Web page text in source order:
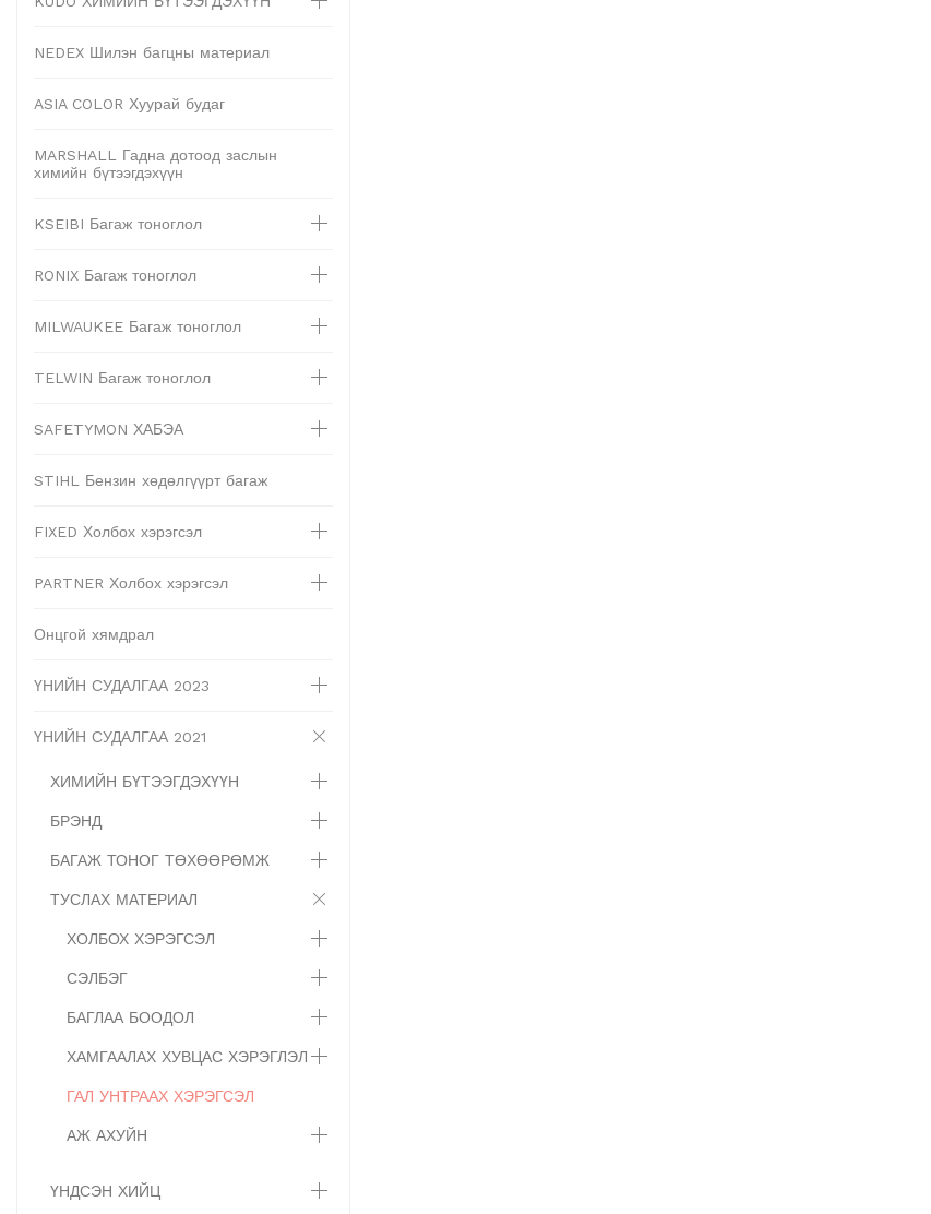
NEDEX Шилэн багцны материал
ASIA COLOR Хуурай будаг
MARSHALL Гадна дотоод заслын
химийн бүтээгдэхүүн
KSEIBI Багаж тоноглол
RONIX Багаж тоноглол
MILWAUKEE Багаж тоноглол
TELWIN Багаж тоноглол
SAFETYMON ХАБЭА
STIHL Бензин хөдөлгүүрт багаж
FIXED Холбох хэрэгсэл
PARTNER Холбох хэрэгсэл
Онцгой хямдрал
ҮНИЙН СУДАЛГАА 2023
ҮНИЙН СУДАЛГАА 2021
ХИМИЙН БҮТЭЭГДЭХҮҮН
БРЭНД
БАГАЖ ТОНОГ ТӨХӨӨРӨМЖ
ТУСЛАХ МАТЕРИАЛ
ХОЛБОХ ХЭРЭГСЭЛ
СЭЛБЭГ
БАГЛАА БООДОЛ
ХАМГААЛАХ ХУВЦАС ХЭРЭГЛЭЛ
ГАЛ УНТРААХ ХЭРЭГСЭЛ
АЖ АХУЙН
ҮНДСЭН ХИЙЦ